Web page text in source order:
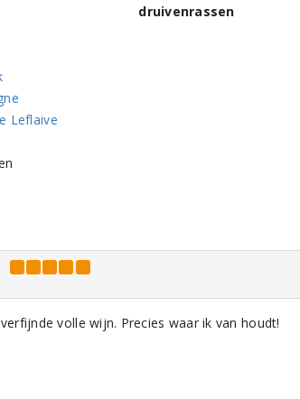
Leflaive
druivenrassen
volle wijn. Precies waar ik van houdt!